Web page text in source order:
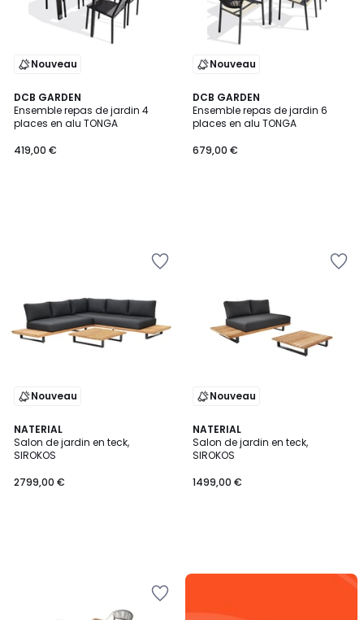
Nouveau
DCB GARDEN
Ensemble repas de jardin 4
places en alu TONGA
419,00 €
Nouveau
DCB GARDEN
Ensemble repas de jardin 6
places en alu TONGA
679,00 €
Nouveau
NATERIAL
Salon de jardin en teck,
SIROKOS
2799,00 €
Nouveau
NATERIAL
Salon de jardin en teck,
SIROKOS
1499,00 €
Alma
sans